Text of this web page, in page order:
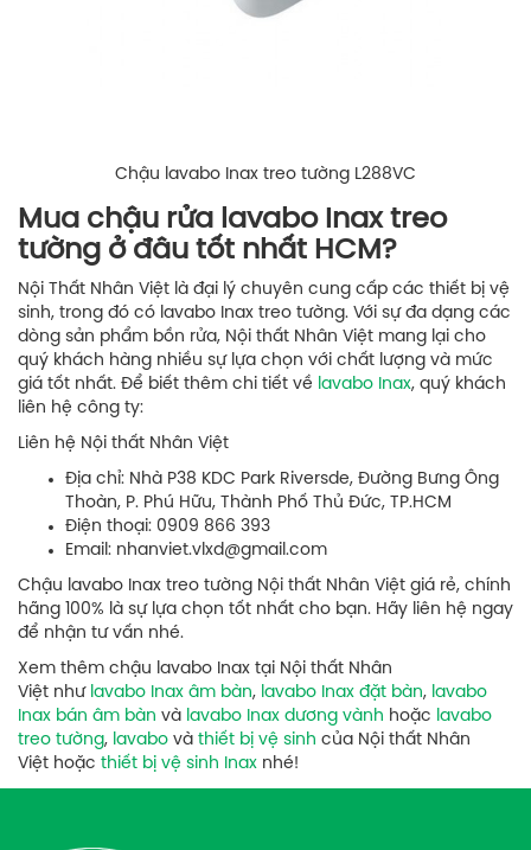
Chậu lavabo Inax treo tường L288VC
Mua chậu rửa lavabo Inax treo
tường ở đâu tốt nhất HCM?
Nội Thất Nhân Việt là đại lý chuyên cung cấp các thiết bị vệ
sinh, trong đó có lavabo Inax treo tường. Với sự đa dạng các
dòng sản phẩm bồn rửa, Nội thất Nhân Việt mang lại cho
quý khách hàng nhiều sự lựa chọn với chất lượng và mức
giá tốt nhất. Để biết thêm chi tiết về lavabo Inax, quý khách
liên hệ công ty:
Liên hệ Nội thất Nhân Việt
Địa chỉ: Nhà P38 KDC Park Riversde, Đường Bưng Ông
Thoàn, P. Phú Hữu, Thành Phố Thủ Đức, TP.HCM
Điện thoại: 0909 866 393
Email: nhanviet.vlxd@gmail.com
​Chậu lavabo Inax treo tường Nội thất Nhân Việt giá rẻ, chính
hãng 100% là sự lựa chọn tốt nhất cho bạn. Hãy liên hệ ngay
để nhận tư vấn nhé.
Xem thêm chậu lavabo Inax tại Nội thất Nhân
Việt như lavabo Inax âm bàn, lavabo Inax đặt bàn, lavabo
Inax bán âm bàn và lavabo Inax dương vành hoặc lavabo
treo tường, lavabo và thiết bị vệ sinh của Nội thất Nhân
Việt hoặc thiết bị vệ sinh Inax nhé!